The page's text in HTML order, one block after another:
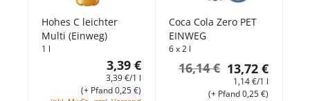
Hohes C leichter
Multi (Einweg)
1 l
3,39 €
3,39 €/1 l
(+ Pfand 0,25 €)
Coca Cola Zero PET
EINWEG
6 x 2 l
13,72 €
16,14 €
1,14 €/1 l
(+ Pfand 0,25 €)